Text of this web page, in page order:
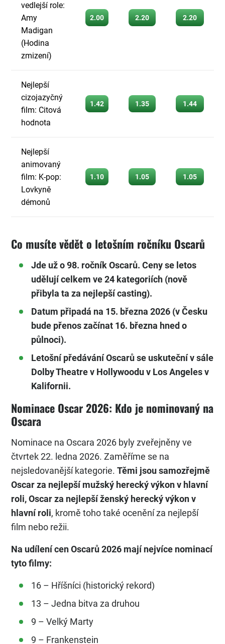
vedlejší role:
Amy
Madigan
(Hodina
zmizení)
2.00 2.20 2.20
Nejlepší
cizojazyčný
film: Citová
hodnota
1.42 1.35 1.44
Nejlepší
animovaný
film: K-pop:
Lovkyně
démonů
1.10 1.05 1.05
Co musíte vědět o letošním ročníku Oscarů
Jde už o 98. ročník Oscarů. Ceny se letos
udělují celkem ve 24 kategoriích (nově
přibyla ta za nejlepší casting).
Datum připadá na 15. března 2026 (v Česku
bude přenos začínat 16. března hned o
půlnoci).
Letošní předávání Oscarů se uskuteční v sále
Dolby Theatre v Hollywoodu v Los Angeles v
Kalifornii.
Nominace Oscar 2026: Kdo je nominovaný na
Oscara
Nominace na Oscara 2026 byly zveřejněny ve
čtvrtek 22. ledna 2026. Zaměříme se na
nejsledovanější kategorie. Těmi jsou samozřejmě
Oscar za nejlepší mužský herecký výkon v hlavní
roli, Oscar za nejlepší ženský herecký výkon v
hlavní roli, kromě toho také ocenění za nejlepší
film nebo režii.
Na udílení cen Oscarů 2026 mají nejvíce nominací
tyto filmy:
16 – Hříšníci (historický rekord)
13 – Jedna bitva za druhou
9 – Velký Marty
9 – Frankenstein